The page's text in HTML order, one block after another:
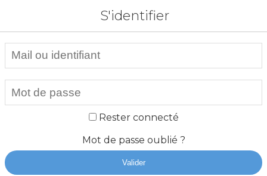
S'identifier
Rester connecté
Mot de passe oublié ?
Valider